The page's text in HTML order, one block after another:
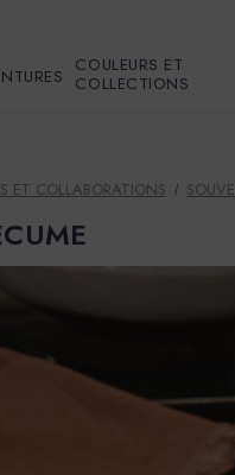
COULEURS ET
COLLECTIONS
ET COLLABORATIONS